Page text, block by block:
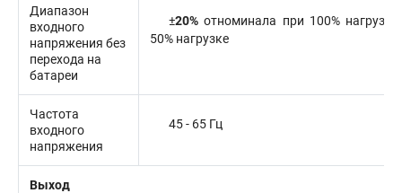
Диапазон
входного
напряжения без
перехода на
батареи
±20%отноминала при 100%
50% нагрузке
Частота
входного
напряжения
45 - 65 Гц
Выход